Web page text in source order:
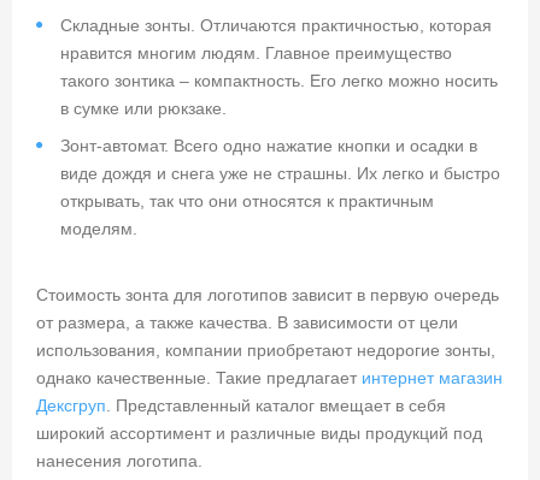
Складные зонты. Отличаются практичностью, которая
нравится многим людям. Главное преимущество
такого зонтика – компактность. Его легко можно носить
в сумке или рюкзаке.
Зонт-автомат. Всего одно нажатие кнопки и осадки в
виде дождя и снега уже не страшны. Их легко и быстро
открывать, так что они относятся к практичным
моделям.
Стоимость зонта для логотипов зависит в первую очередь
от размера, а также качества. В зависимости от цели
использования, компании приобретают недорогие зонты,
однако качественные. Такие предлагает интернет магазин
Дексгруп. Представленный каталог вмещает в себя
широкий ассортимент и различные виды продукций под
нанесения логотипа.